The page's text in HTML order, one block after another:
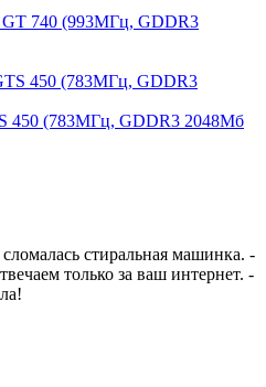
GT 740 (993МГц, GDDR3
450 (783МГц, GDDR3 2048Мб
стиральная машинка. -
только за ваш интернет. -